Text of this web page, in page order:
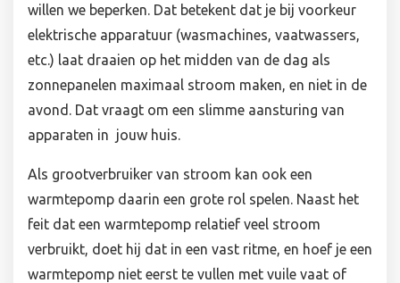
willen we beperken. Dat betekent dat je bij voorkeur
elektrische apparatuur (wasmachines, vaatwassers,
etc.) laat draaien op het midden van de dag als
zonnepanelen maximaal stroom maken, en niet in de
avond. Dat vraagt om een slimme aansturing van
apparaten in jouw huis.
Als grootverbruiker van stroom kan ook een
warmtepomp daarin een grote rol spelen. Naast het
feit dat een warmtepomp relatief veel stroom
verbruikt, doet hij dat in een vast ritme, en hoef je een
warmtepomp niet eerst te vullen met vuile vaat of